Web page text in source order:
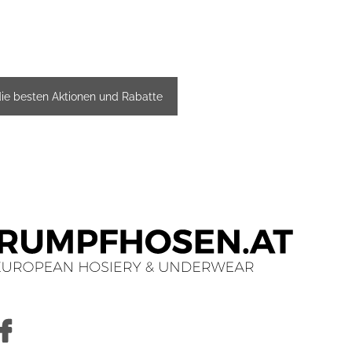
besten Aktionen und Rabatte